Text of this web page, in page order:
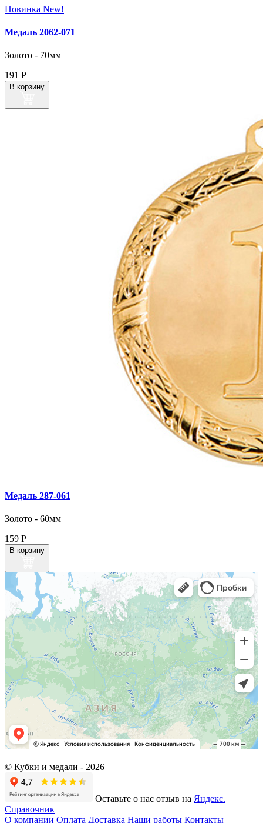
Новинка New!
Медаль 2062‑071
Золото - 70мм
191 Р
В корзину
Медаль 287‑061
Золото - 60мм
159 Р
В корзину
© Кубки и медали - 2026
Оставьте о нас отзыв на Яндекс.
Справочник
О компании Оплата Доставка Наши работы Контакты